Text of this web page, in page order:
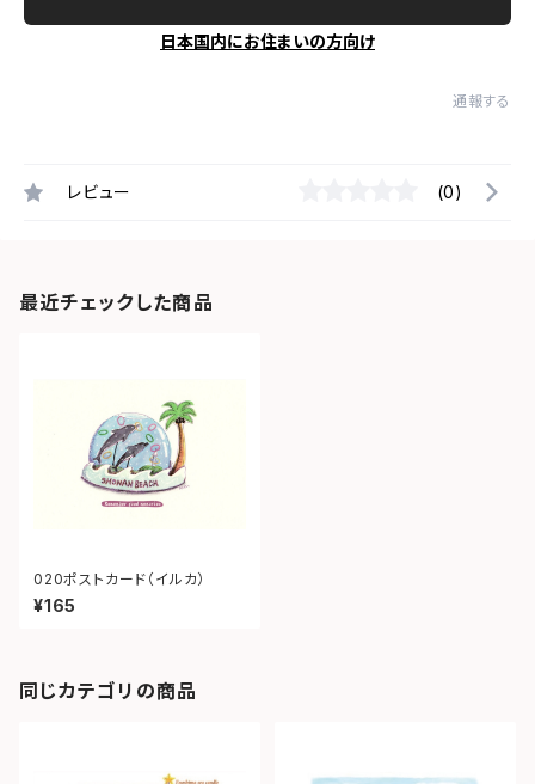
日本国内にお住まいの方向け
通報する
レビュー (0)
最近チェックした商品
020ポストカード（イルカ）
¥165
同じカテゴリの商品